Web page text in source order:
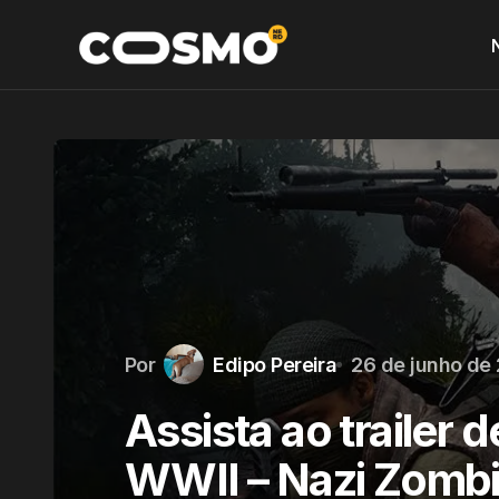
Por Edipo Pereira 26 de junho de
Assista ao trailer
WWII – Nazi